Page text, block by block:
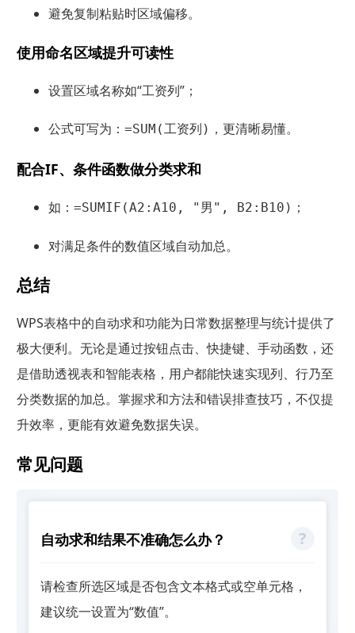
避免复制粘贴时区域偏移。
使用命名区域提升可读性
设置区域名称如“工资列”；
公式可写为： =SUM(工资列) ，更清晰易懂。
配合IF、条件函数做分类求和
如： =SUMIF(A2:A10, "男", B2:B10) ；
对满足条件的数值区域自动加总。
总结
WPS表格中的自动求和功能为日常数据整理与统计提供了
极大便利。无论是通过按钮点击、快捷键、手动函数，还
是借助透视表和智能表格，用户都能快速实现列、行乃至
分类数据的加总。掌握求和方法和错误排查技巧，不仅提
升效率，更能有效避免数据失误。
常见问题
自动求和结果不准确怎么办？
请检查所选区域是否包含文本格式或空单元格，
建议统一设置为“数值”。